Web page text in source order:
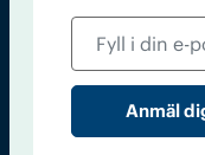
Accent